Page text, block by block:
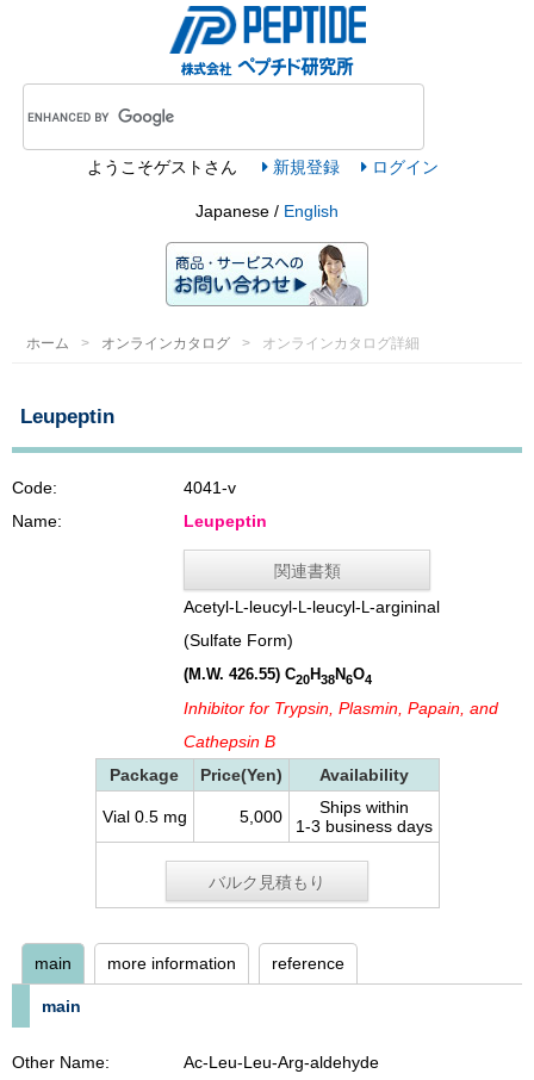
ようこそゲスト さん 新規登録 ログイン
Japanese / English
ホーム オンラインカタログ オンラインカタログ詳細
Leupeptin
Code:
4041-v
Name:
Leupeptin
関連書類
Acetyl- -leucyl- -leucyl- -argininal
(Sulfate Form)
(M.W. 426.55) C20H38N6O4
Inhibitor for Trypsin, Plasmin, Papain, and
Cathepsin B
Package
Price(Yen) Availability
Vial 0.5 mg 5,000
Ships within
1-3 business days
バルク見積もり
main more information reference
main
Other Name:
Ac-Leu-Leu-Arg-aldehyde